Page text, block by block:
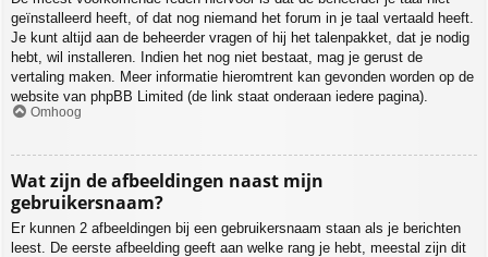
geïnstalleerd heeft, of dat nog niemand het forum in je taal vertaald heeft.
Je kunt altijd aan de beheerder vragen of hij het talenpakket, dat je nodig
hebt, wil installeren. Indien het nog niet bestaat, mag je gerust de
vertaling maken. Meer informatie hieromtrent kan gevonden worden op de
website van phpBB Limited (de link staat onderaan iedere pagina).
Omhoog
Wat zijn de afbeeldingen naast mijn
gebruikersnaam?
Er kunnen 2 afbeeldingen bij een gebruikersnaam staan als je berichten
leest. De eerste afbeelding geeft aan welke rang je hebt, meestal zijn dit